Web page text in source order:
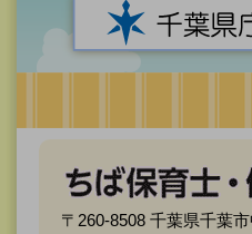
〒260-8508 千葉県千葉